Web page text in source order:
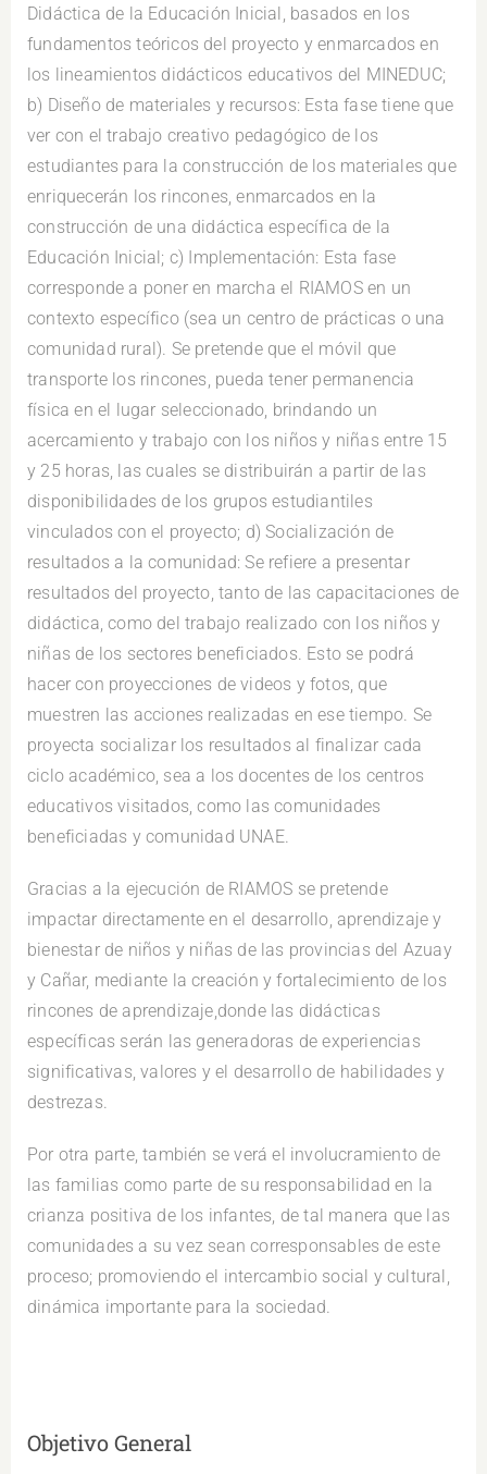
Didáctica de la Educación Inicial, basados en los
fundamentos teóricos del proyecto y enmarcados en
los lineamientos didácticos educativos del MINEDUC;
b) Diseño de materiales y recursos: Esta fase tiene que
ver con el trabajo creativo pedagógico de los
estudiantes para la construcción de los materiales que
enriquecerán los rincones, enmarcados en la
construcción de una didáctica específica de la
Educación Inicial; c) Implementación: Esta fase
corresponde a poner en marcha el RIAMOS en un
contexto específico (sea un centro de prácticas o una
comunidad rural). Se pretende que el móvil que
transporte los rincones, pueda tener permanencia
física en el lugar seleccionado, brindando un
acercamiento y trabajo con los niños y niñas entre 15
y 25 horas, las cuales se distribuirán a partir de las
disponibilidades de los grupos estudiantiles
vinculados con el proyecto; d) Socialización de
resultados a la comunidad: Se refiere a presentar
resultados del proyecto, tanto de las capacitaciones de
didáctica, como del trabajo realizado con los niños y
niñas de los sectores beneficiados. Esto se podrá
hacer con proyecciones de videos y fotos, que
muestren las acciones realizadas en ese tiempo. Se
proyecta socializar los resultados al finalizar cada
ciclo académico, sea a los docentes de los centros
educativos visitados, como las comunidades
beneficiadas y comunidad UNAE.
Gracias a la ejecución de RIAMOS se pretende
impactar directamente en el desarrollo, aprendizaje y
bienestar de niños y niñas de las provincias del Azuay
y Cañar, mediante la creación y fortalecimiento de los
rincones de aprendizaje,donde las didácticas
específicas serán las generadoras de experiencias
significativas, valores y el desarrollo de habilidades y
destrezas.
Por otra parte, también se verá el involucramiento de
las familias como parte de su responsabilidad en la
crianza positiva de los infantes, de tal manera que las
comunidades a su vez sean corresponsables de este
proceso; promoviendo el intercambio social y cultural,
dinámica importante para la sociedad.
Objetivo General